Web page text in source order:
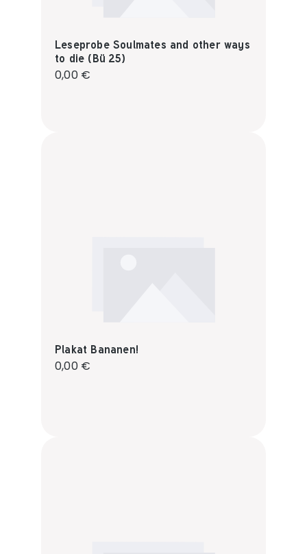
Leseprobe Soulmates and other ways
to die (Bü 25)
Regulärer Preis:
0,00 €
Plakat Bananen!
Regulärer Preis:
0,00 €